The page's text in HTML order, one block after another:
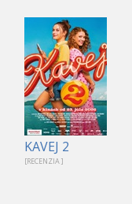
KAVEJ 2
[RECENZIA ]